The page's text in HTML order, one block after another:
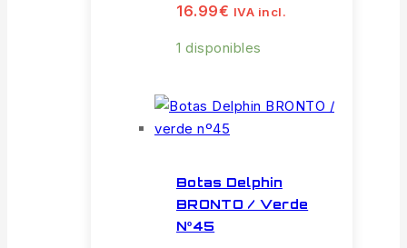
16.99€ IVA incl.
1 disponibles
Botas Delphin
BRONTO / Verde
Nº45